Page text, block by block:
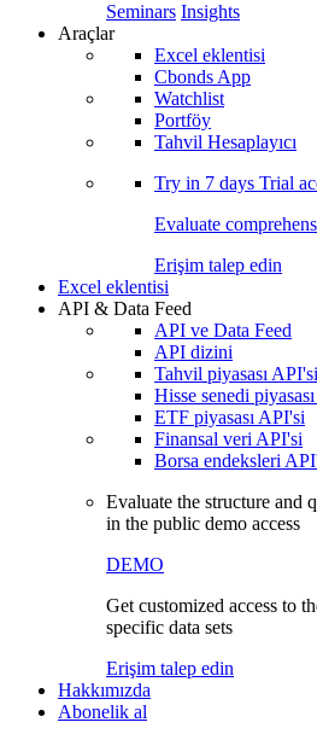
Seminars Insights
Araçlar
Excel eklentisi
Cbonds App
Watchlist
Portföy
Tahvil Hesaplayıcı
Try in 7 days Trial
Evaluate
Erişim talep edin
Excel eklentisi
API & Data Feed
API ve Data Feed
API dizini
Tahvil piyasası API'si
Hisse senedi
ETF piyasası API'si
Finansal veri API'si
Borsa endeksleri
Evaluate the structure and
in the public demo access
DEMO
Get customized access to
specific data sets
Erişim talep edin
Hakkımızda
Abonelik al